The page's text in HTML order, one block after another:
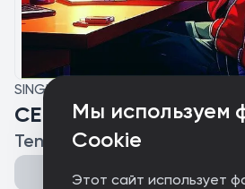
Мы используем
Cookie
Этот сайт использует
SINGLE
СЕМЬЯ
Tenessy